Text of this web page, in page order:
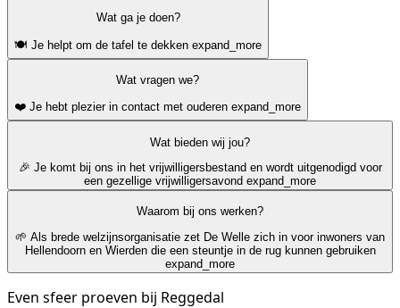
Wat ga je doen?
🍽️ Je helpt om de tafel te dekken expand_more
Wat vragen we?
❤️ Je hebt plezier in contact met ouderen expand_more
Wat bieden wij jou?
🎉 Je komt bij ons in het vrijwilligersbestand en wordt uitgenodigd voor
een gezellige vrijwilligersavond expand_more
Waarom bij ons werken?
🌱 Als brede welzijnsorganisatie zet De Welle zich in voor inwoners van
Hellendoorn en Wierden die een steuntje in de rug kunnen gebruiken
expand_more
Even sfeer proeven bij Reggedal